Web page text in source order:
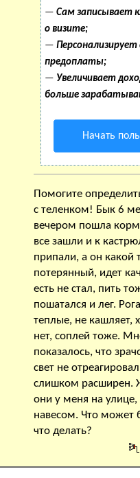
— Сам записывает
о визите;
— Персонализирует
предоплаты;
— Увеличивает
больше
Начать
Помогите
с теленком! Бык 6
вечером пошла
все зашли и к
припали, а он какой
потерянный, идет
есть не стал, пить
пошатался и лег. Рога
теплые, не кашляет,
нет, соплей тоже.
показалось, что
свет не
слишком расширен.
они у меня на улице,
навесом. Что может
что делать?